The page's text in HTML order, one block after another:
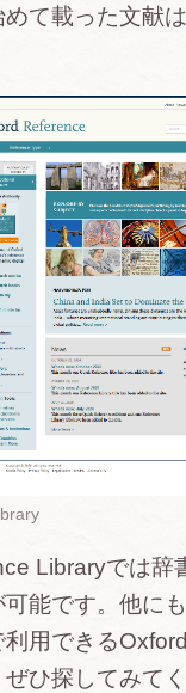
て載った文献
Libraryでは辞
可能です。他に
用できる
ひ探してみてく